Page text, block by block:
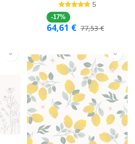
5
-17%
64,61 € 77,53€